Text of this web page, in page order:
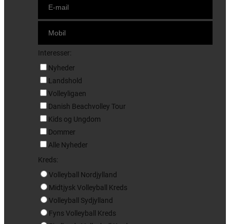
Interesser:
Nyheder
Landshold
Volleyligaen
Danish Beachvolley Tour
Kids og Ungdom
Dommer
Alle Nyheder
Kreds:
Volleyball Nordjylland
Midtjysk Volleyball Kreds
Volleyball Sydjylland
Fyns Volleyball Kreds